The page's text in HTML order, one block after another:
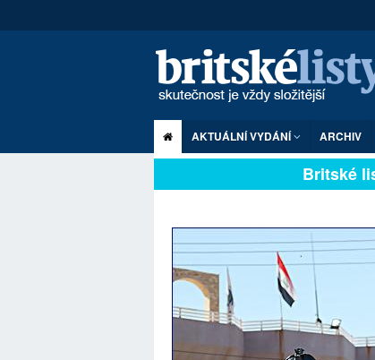
AKTUÁLNÍ VYDÁNÍ ARCHIV
Britské